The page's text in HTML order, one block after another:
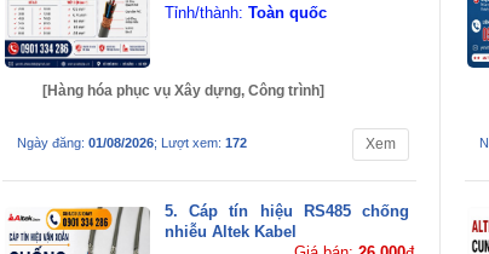
Tỉnh/thành:Toàn quốc
[Hàng hóa phục vụ Xây dựng, Công trình]
Ngày đăng:01/08/2026; Lượt xem:172 Xem
5. Cáp tín hiệu RS485 chống
nhiễu Altek Kabel